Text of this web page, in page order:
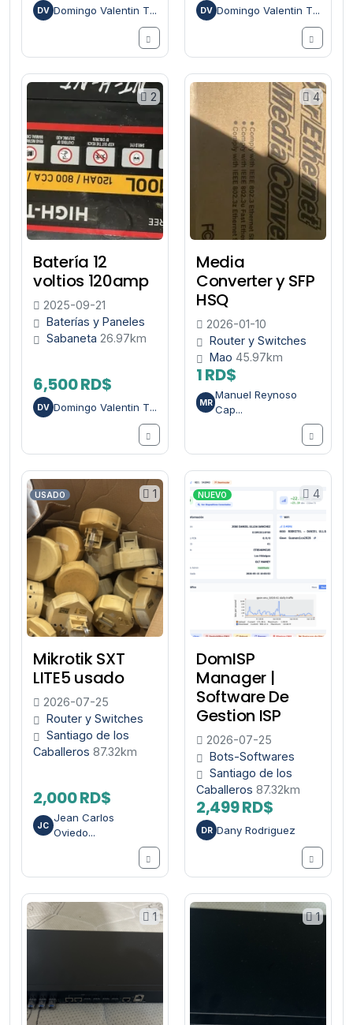
DV Domingo Valentin T... DV Domingo Valentin T...
2
Batería 12
voltios 120amp
2025-09-21
Baterías y Paneles
Sabaneta 26.97km
6,500 RD$
DV Domingo Valentin T...
4
Media
Converter y SFP
HSQ
2026-01-10
Router y Switches
Mao 45.97km
1 RD$
MR
Manuel Reynoso
Cap...
1
USADO
Mikrotik SXT
LITE5 usado
2026-07-25
Router y Switches
Santiago de los
Caballeros 87.32km
2,000 RD$
JC
Jean Carlos
Oviedo...
4
NUEVO
DomISP
Manager |
Software De
Gestion ISP
2026-07-25
Bots-Softwares
Santiago de los
Caballeros 87.32km
2,499 RD$
DR Dany Rodriguez
1 1